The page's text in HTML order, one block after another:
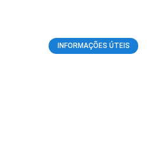
INFORMAÇÕES ÚTEIS